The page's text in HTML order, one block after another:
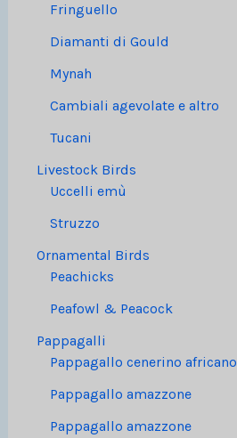
Fringuello
Diamanti di Gould
Mynah
Cambiali agevolate e altro
Tucani
Livestock Birds
Uccelli emù
Struzzo
Ornamental Birds
Peachicks
Peafowl & Peacock
Pappagalli
Pappagallo cenerino africano
Pappagallo amazzone
Pappagallo amazzone